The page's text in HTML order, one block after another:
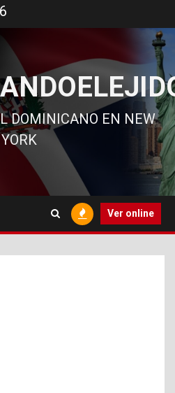
DOMINICANO EN NEW
YORK
Ver online